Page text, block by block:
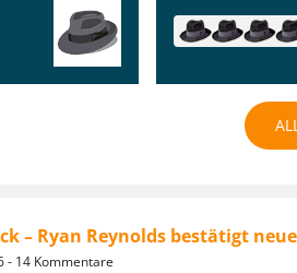
– Ryan Reynolds bestätigt
- 14 Kommentare